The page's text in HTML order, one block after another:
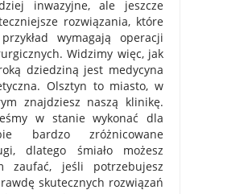
inwazyjne, ale jeszcze
rozwiązania, które
wymagają operacji
Widzimy więc, jak
dziedziną jest medycyna
Olsztyn to miasto, w
znajdziesz naszą klinikę.
w stanie wykonać dla
bardzo zróżnicowane
dlatego śmiało możesz
zaufać, jeśli potrzebujesz
skutecznych rozwiązań